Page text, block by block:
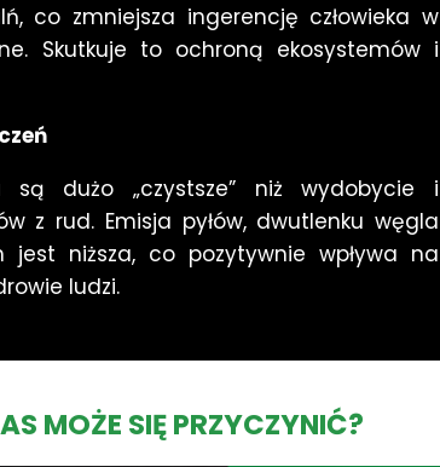
co zmniejsza ingerencję człowieka w
Skutkuje to ochroną ekosystemów i
są dużo „czystsze” niż wydobycie i
z rud. Emisja pyłów, dwutlenku węgla
jest niższa, co pozytywnie wpływa na
ludzi.
MOŻE SIĘ PRZYCZYNIĆ?